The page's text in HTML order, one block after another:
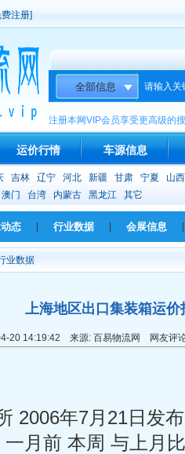
费注册]
请输入关
注册本网VIP会员享受更高级的
运价行情 车源信息
吉林 辽宁 河北 新疆 甘肃 宁夏
山西
澳门 台湾 内蒙古 黑龙江 其它
态 行业数据 会展信息
业数据
上海地区出口集装箱运价
20 14:19:42 来源: 百易物流网 网友评
年7月21日发布
月前 本周 与上月比